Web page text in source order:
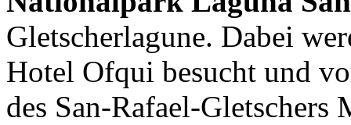
Gletscherlagune. Dabei
Hotel Ofqui besucht und
des San-Rafael-Gletschers